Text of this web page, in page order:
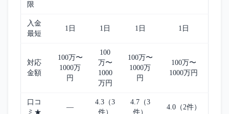
限
入金
最短
1日 1日 1日 1日
対応
金額
100万〜
1000万
円
100
万〜
1000
万円
100万〜
1000万
円
100万〜
1000万円
口コ
ミ★
—
4.3（3
件）
4.7（3
件）
4.0（2件）